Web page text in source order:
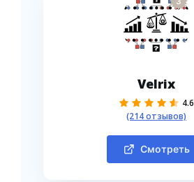
Velrix
4.6
(214 отзывов)
Смотреть